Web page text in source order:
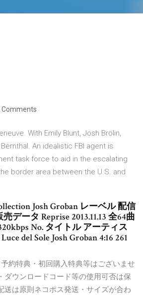
Comments
With Emily Blunt, Josh Brolin,
An idealistic FBI agent is
task force to aid in the escalating
border area between the U.S. and
Josh Groban レーベル 配信
データ Reprise 2013.11.13 全64曲
No. タイトル アーティス
del Sole Josh Groban 4:16 261
約特典・初回購入特典等はございませ
ダウンロードコード等の使用可否は保
送は原則ネコポス発送・サイズが合わ